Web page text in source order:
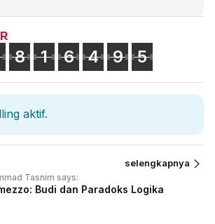
8 1 6 4 9 5
aktif.
selengkapnya
Tasnim says:
Budi dan Paradoks Logika